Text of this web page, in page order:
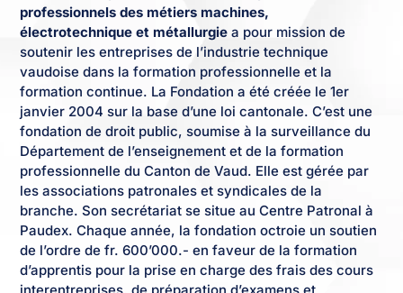
professionnels des métiers machines,
électrotechnique et métallurgie a pour mission de
soutenir les entreprises de l’industrie technique
vaudoise dans la formation professionnelle et la
formation continue. La Fondation a été créée le 1er
janvier 2004 sur la base d’une loi cantonale. C’est une
fondation de droit public, soumise à la surveillance du
Département de l’enseignement et de la formation
professionnelle du Canton de Vaud. Elle est gérée par
les associations patronales et syndicales de la
branche. Son secrétariat se situe au Centre Patronal à
Paudex. Chaque année, la fondation octroie un soutien
de l’ordre de fr. 600’000.- en faveur de la formation
d’apprentis pour la prise en charge des frais des cours